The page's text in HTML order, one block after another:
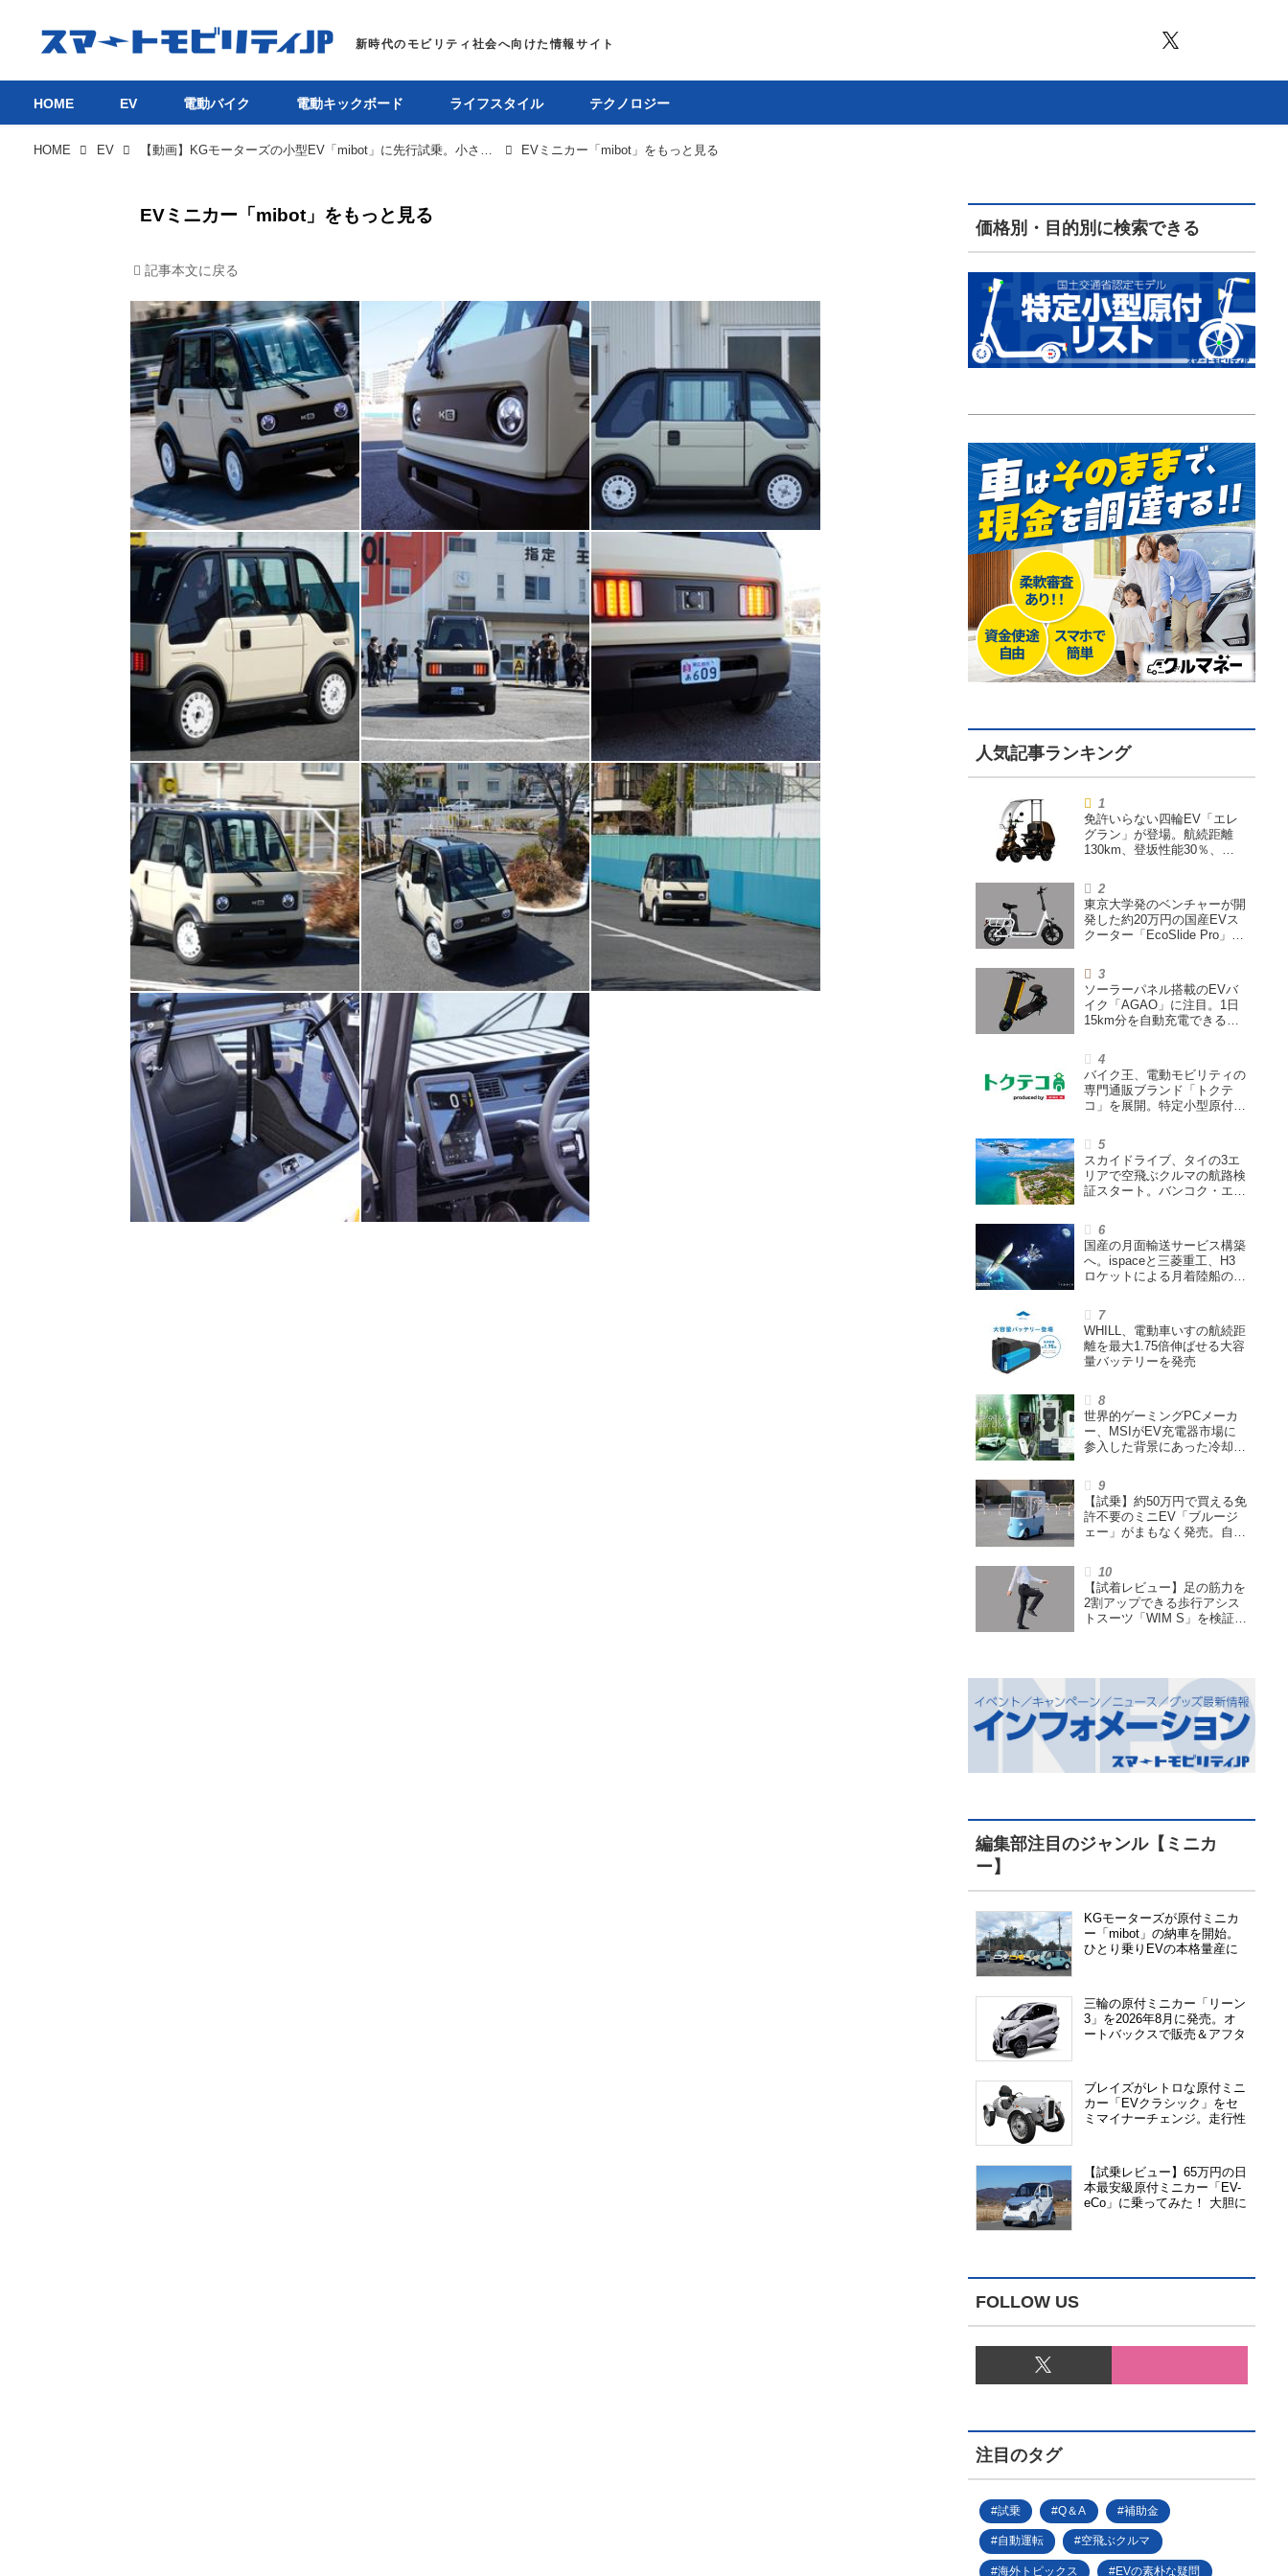
HOME
EV
電動バイク
電動キックボード
ライフスタイル
テクノロジー
このメディアについて
運営会社
利用規約
プライバシーポリシー
ライター名簿
お問い合せ
広告掲載について
HOME EV 電動バイク 電動キックボード ライフスタイル テクノロジー
HOME EV 【動画】KGモーターズの小型EV「mibot」に先行試乗。小さいのに実用性が高い、110万円のひとり乗り原付ミニカー EVミニカー「mibot」をもっと見る
EVミニカー「mibot」をもっと見る
記事本文に戻る
価格別・目的別に検索できる
免許いらない四輪EV「エレ
グラン」が登場。航続距離
130km、登坂性能30％、
東京大学発のベンチャーが開
発した約20万円の国産EVス
クーター「EcoSlide Pro」が
ハイパワー特定小型原付
ソーラーパネル搭載のEVバ
イク「AGAO」に注目。1日
15km分を自動充電できる
バイク王、電動モビリティの
専門通販ブランド「トクテ
コ」を展開。特定小型原付や
スカイドライブ、タイの3エ
リアで空飛ぶクルマの航路検
証スタート。バンコク・エア
指す
国産の月面輸送サービス構築
へ。ispaceと三菱重工、H3
ロケットによる月着陸船の打
結
WHILL、電動車いすの航続距
離を最大1.75倍伸ばせる大容
量バッテリーを発売
世界的ゲーミングPCメーカ
ー、MSIがEV充電器市場に
参入した背景にあった冷却技
回】
【試乗】約50万円で買える免
許不要のミニEV「ブルージ
ェー」がまもなく発売。自転
展開
【試着レビュー】足の筋力を
2割アップできる歩行アシス
トスーツ「WIM S」を検証。
編集部注目のジャンル【ミニカ
ー】
KGモーターズが原付ミニカ
ー「mibot」の納車を開始。
ひとり乗りEVの本格量産に
三輪の原付ミニカー「リーン
3」を2026年8月に発売。オ
ートバックスで販売＆アフタ
ブレイズがレトロな原付ミニ
カー「EVクラシック」をセ
ミマイナーチェンジ。走行性
【試乗レビュー】65万円の日
本最安級原付ミニカー「EV-
eCo」に乗ってみた！ 大胆に
FOLLOW US
注目のタグ
試乗 Q＆A 補助金
自動運転 空飛ぶクルマ
海外トピックス EVの素朴な疑問